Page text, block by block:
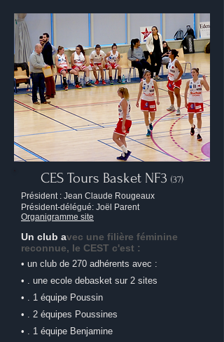
CES Tours Basket NF3 (37)
Président : Jean Claude Rougeaux
Président-délégué: Joël Parent
Organigramme site
Un club avec une filière féminine
reconnue, le CEST c'est :
• un club de 270 adhérents avec :
• . une ecole debasket sur 2 sites
• . 1 équipe Poussin
• . 2 équipes Poussines
• . 1 équipe Benjamine